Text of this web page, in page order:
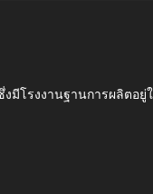
งมีโรงงานฐานการผลิตอ